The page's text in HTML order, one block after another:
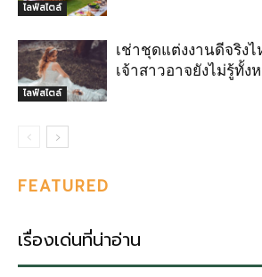
ไลฟ์สไตล์
ไลฟ์สไตล์
เช่าชุดแต่งงานดีจริง
เจ้าสาวอาจยังไม่รู้ทั้ง
FEATURED
เรื่องเด่นที่น่าอ่าน